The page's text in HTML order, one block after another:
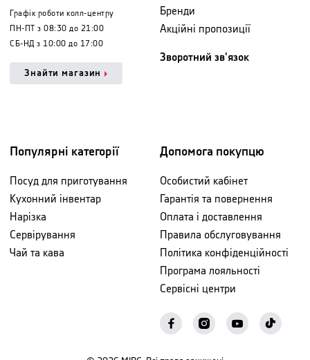
Графік роботи колл-центру
ПН-ПТ з 08:30 до 21:00
СБ-НД з 10:00 до 17:00
Знайти магазин
Бренди
Акційні пропозиції
Зворотний зв'язок
Популярні категорії
Посуд для приготування
Кухонний інвентар
Нарізка
Сервірування
Чай та кава
Допомога покупцю
Особистий кабінет
Гарантія та повернення
Оплата і доставлення
Правила обслуговування
Політика конфіденційності
Програма лояльності
Сервісні центри